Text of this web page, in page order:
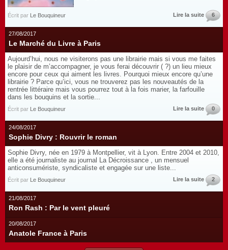
Écrit par Le Bouquineur Lire la suite 6
27/08/2017
Le Marché du Livre à Paris
Aujourd’hui, nous ne visiterons pas une librairie mais si vous me faites
le plaisir de m’accompagner, je vous ferai découvrir ( ?) un lieu mieux
encore pour ceux qui aiment les livres. Pourquoi mieux encore qu’une
librairie ? Parce qu’ici, vous ne trouverez pas les nouveautés de la
rentrée littéraire mais vous pourrez tout à la fois marier, la farfouille
dans les bouquins et la sortie...
Écrit par Le Bouquineur Lire la suite 0
24/08/2017
Sophie Divry : Rouvrir le roman
Sophie Divry, née en 1979 à Montpellier, vit à Lyon. Entre 2004 et 2010,
elle a été journaliste au journal La Décroissance , un mensuel
anticonsumériste, syndicaliste et engagée sur une liste...
Écrit par Le Bouquineur Lire la suite 2
21/08/2017
Ron Rash : Par le vent pleuré
20/08/2017
Anatole France à Paris